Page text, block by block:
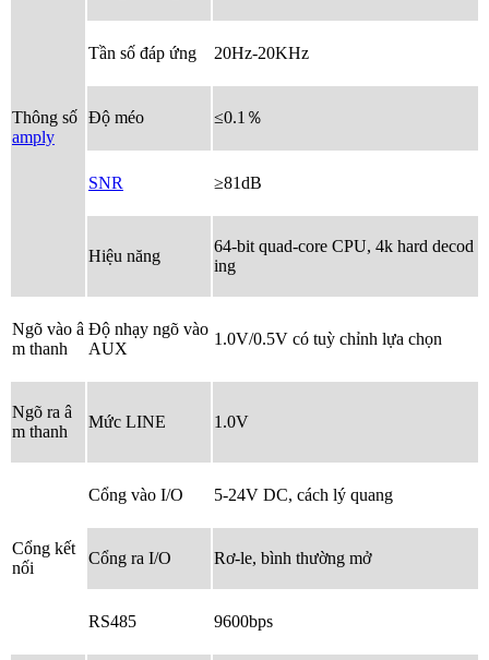
Thông số
amply
Tần số đáp ứng 20Hz-20KHz
Độ méo ≤0.1％
SNR ≥81dB
Hiệu năng
64-bit quad-core CPU, 4k hard decod
ing
Ngõ vào â
m thanh
Độ nhạy ngõ vào
AUX
1.0V/0.5V có tuỳ chỉnh lựa chọn
Ngõ ra â
m thanh
Mức LINE 1.0V
Cổng kết
nối
Cổng vào I/O 5-24V DC, cách lý quang
Cổng ra I/O Rơ-le, bình thường mở
RS485 9600bps